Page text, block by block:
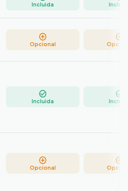
Incluida
Opcional
Incluida
Opcional